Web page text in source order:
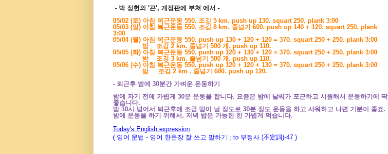
- 박 정헌의 '끈', 개정판에 부쳐 에서 -
05/02 (토) 아침 복근운동 550. 조깅 5 km. push up 130. squart 250. plank 3:00
05/03 (일) 아침 복근운동 550. 조깅 8 km. 줄넘기 600. push up 140 + 120. squart 250. plank
3:00
05/04 (월) 아침 복근운동 550. push up 130 + 120 + 120 = 370. squart 250 + 250. plank 3:00
밤 조깅 2 km. 줄넘기 500 개. push up 110.
05/05 (화) 아침 복근운동 550. push up 120 + 130 + 120 = 370. squart 250 + 250. plank 3:00
밤 조깅 3 km. 줄넘기 500 개. push up 110.
05/06 (수) 아침 복근운동 550. push up 120 + 120 + 130 = 370. squart 250 + 250. plank 3:00
밤 조깅 2 km . 줄넘기 600. push up 120.
- 퇴근후 밤에 30분간 가벼운 운동하기
밤에 자기 전에 가볍게 30분 운동을 합니다. 요즘은 밤에 날씨가 포근하고 시원해서 운동하기에 딱
좋습니다.
밤 10시 넘어서 퇴근후에 조금 땀이 날 정도로 30분 정도 운동을 하고 샤워하고 나면 기분이 좋죠.
밤에 운동을 하기 위해서, 저녁 밥은 가능한 한 가볍게 먹습니다.
Today's English expression
( 영어 문법 - 영어 한문장 잘 쓰고 말하기 ; to 부정사 (不定詞)-47 )